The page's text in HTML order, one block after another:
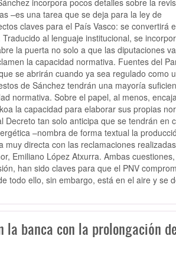
incorpora pocos detalles sobre la
–es una tarea que se deja para la ley de
claves para el País Vasco: se convertirá
al lenguaje institucional, se
la puerta no solo a que las diputaciones
la capacidad normativa. Fuentes del
se abrirán cuando ya sea regulado como
de Sánchez tendrán una mayoría
normativa. Sobre el papel, al menos,
la capacidad para elaborar sus propias
tan solo anticipa que se tendrán en
–nombra de forma textual la
directa con las reclamaciones
Emiliano López Atxurra. Ambas
han sido claves para que el PNV
todo ello, sin embargo, está en el aire y se
banca con la prolongación